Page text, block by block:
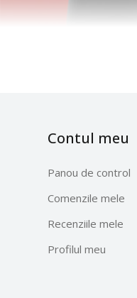
Contul meu
Panou de control
Comenzile mele
Recenziile mele
Profilul meu